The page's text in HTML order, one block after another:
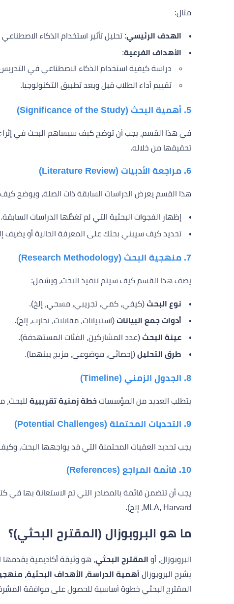
مثال:
الهدف الرئيسي: تحليل تأثير استخدام الذكاء
الأهداف الفرعية:
دراسة كيفية استخدام الذكاء الاصطناعي في
تقييم أداء الطلاب قبل وبعد تطبيق التكنولوجيا.
5. أهمية البحث (Significance of the Study)
في هذا القسم، يجب أن توضح كيف سيساهم البحث في إثراء
تحقيقها من خلاله.
6. مراجعة الأدبيات (Literature Review)
هذا القسم يعرض الدراسات السابقة ذات الصلة، ويوضح
إظهار الفجوات البحثية التي لم تغطَّها الدراسات السابقة.
تحديد كيف سيبني بحثك على المعرفة الحالية أو يضيف
7. منهجية البحث (Research Methodology)
يصف هذا القسم كيف سيتم تنفيذ البحث، ويشمل:
نوع البحث (كيفي، كمي، تجريبي، مسحي، إلخ).
أدوات جمع البيانات (استبيانات، مقابلات، تجارب، إلخ).
عينة البحث (عدد المشاركين، الفئات المستهدفة).
طرق التحليل (إحصائي، موضوعي، مزيج بينهما).
8. الجدول الزمني (Timeline)
يتطلب العديد من المؤسسات خطة زمنية تقريبية للبحث،
9. التحديات المحتملة (Potential Challenges)
يجب تحديد العقبات المحتملة التي قد يواجهها البحث،
10. قائمة المراجع (References)
MLA, Harvard، إلخ).
ما هو البروبوزال (المقترح البحثي)؟
البروبوزال، أو المقترح البحثي، هو وثيقة أكاديمية
يشرح البروبوزال أهمية الدراسة، الأهداف البحثية،
المقترح البحثي خطوة أساسية للحصول على موافقة